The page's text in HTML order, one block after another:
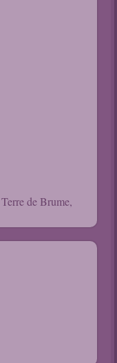
Terre de Brume,